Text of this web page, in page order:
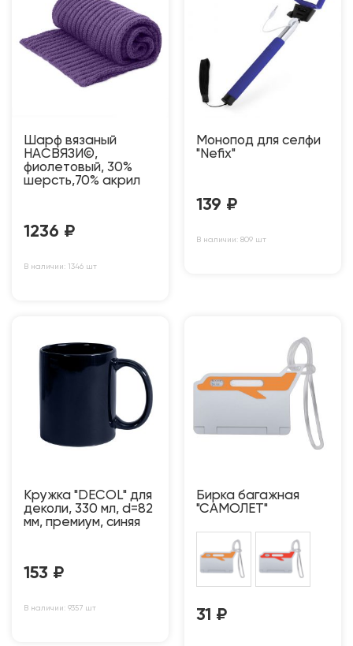
Шарф вязаный
НАСВЯЗИ©,
фиолетовый, 30%
шерсть,70% акрил
1236 ₽
В наличии: 1346 шт
Монопод для селфи
"Nefix"
139 ₽
В наличии: 809 шт
Кружка "DECOL" для
деколи, 330 мл, d=82
мм, премиум, синяя
153 ₽
В наличии: 9357 шт
Бирка багажная
"САМОЛЕТ"
31 ₽